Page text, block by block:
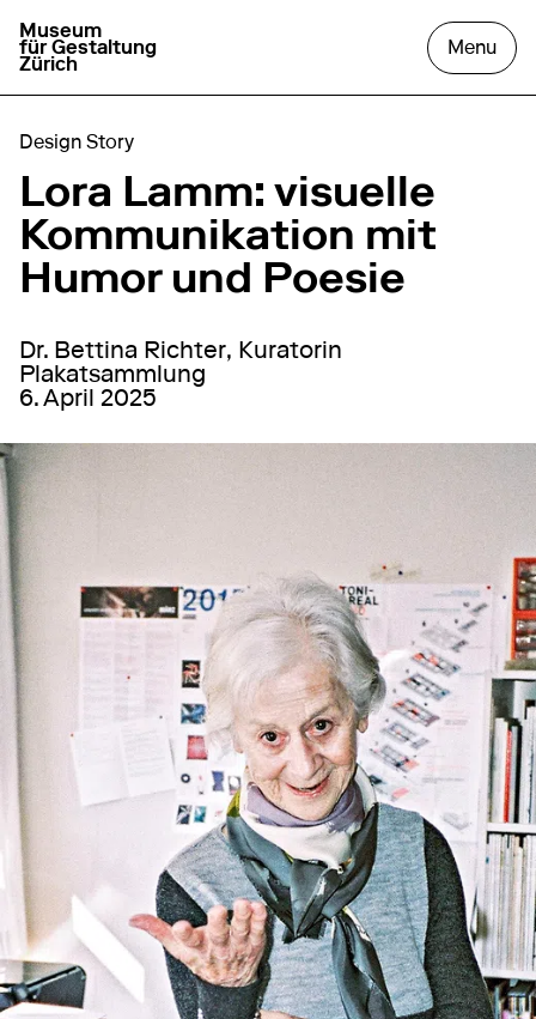
go to homepage
Museum
für Gestaltung
Zürich
Menu
Design Story
Lora Lamm: visuelle
Kommunikation mit
Humor und Poesie
Dr. Bettina Richter, Kuratorin
Plakatsammlung
6. April 2025